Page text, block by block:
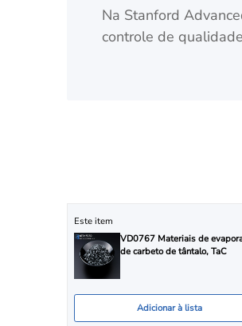
Na Stanford
controle de
Este item
VD0767 Materiais de
de carbeto de tântalo, TaC
Adicionar à lista